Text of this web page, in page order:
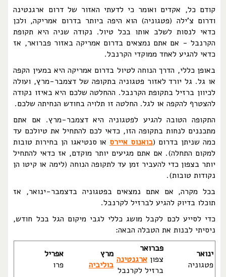
קודם כל, אקדים ואומר כי לדעתי האזור של דרום ארגנטינה
ודרום צ'ילה (פטגוניה) הוא היפה ביותר בדרום אמריקה, ולכן
כדאי לנסות לשלב אותו בכל טיול. נקודה שניה היא תקופת
הקרנבל - אם אתם נמצאים בדרום אמריקה באזור פברואר, אז
כדאי להגיע לאחד ממוקדי הקרנבל.
באופן כללי, הדרך הנוחה לטיול בדרום אמריקה היא במעין הקפה
או גל. גל יורד לאזור פטגוניה בתקופה של דצמבר-מרץ, ועולה
לכיוון ברזיל בתקופת הקרנבל. ההחלטה שלכם היא באיזו נקודה
להצטרף להקפה או לגל. החלטה זו תלויה בחודש הנחיתה שלכם.
התקופה הטובה להגיע לפטגוניה היא דצמבר-מרץ. אם אתם
מתכננים לנחות בתקופה הזו, כדאי לכם להתחיל את טיולכם עד
כמה שניתן בדרום (בואנוס איירס או סנטיאגו הן בחירות טובות
למקום התחלה). אם אתם מגיעים יותר מוקדם, אז כדאי להתחיל
יותר בצפון כדי להעביר זמן עד לתקופה הנוחה (לימה או קיטו הן
נקודות טובות).
בכל מקרה, אם אתם נמצאים בפטגוניה בדצמבר-ינואר, אז
תוכלו בדיוק להגיע לברזיל לקרנבל.
כדי לסייע לכם לקבל מושג כללי לגבי מיקום הגל בכל חודש,
ניסיתי לבנות את הטבלה הבאה:
ינואר
פטגוניה
פברואר
צפוןארגנטינה
ברזיל לקרנבל
מרץ
בוליביה
אפריל
פרו